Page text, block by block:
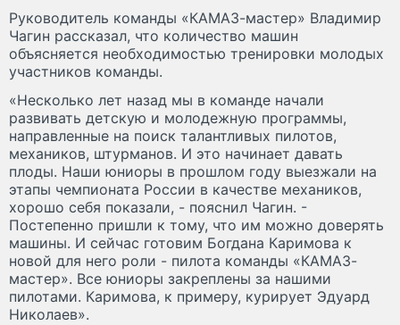
Руководитель команды «КАМАЗ-мастер» Владимир
Чагин рассказал, что количество машин
объясняется необходимостью тренировки молодых
участников команды.
«Несколько лет назад мы в команде начали
развивать детскую и молодежную программы,
направленные на поиск талантливых пилотов,
механиков, штурманов. И это начинает давать
плоды. Наши юниоры в прошлом году выезжали на
этапы чемпионата России в качестве механиков,
хорошо себя показали, - пояснил Чагин. -
Постепенно пришли к тому, что им можно доверять
машины. И сейчас готовим Богдана Каримова к
новой для него роли - пилота команды «КАМАЗ-
мастер». Все юниоры закреплены за нашими
пилотами. Каримова, к примеру, курирует Эдуард
Николаев».